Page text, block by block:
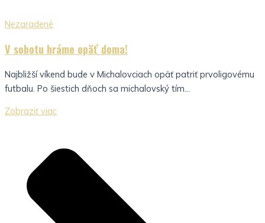
Nezaradené
V sobotu hráme opäť doma!
Najbližší víkend bude v Michalovciach opäť patriť prvoligovému
futbalu. Po šiestich dňoch sa michalovský tím...
Zobraziť viac